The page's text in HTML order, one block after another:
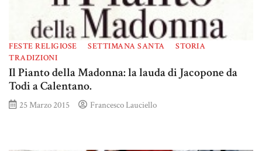
FESTE RELIGIOSE SETTIMANA SANTA
STORIA
TRADIZIONI
Il Pianto della Madonna: la lauda di Jacopone da
Todi a Calentano.
25 Marzo 2015 Francesco Lauciello